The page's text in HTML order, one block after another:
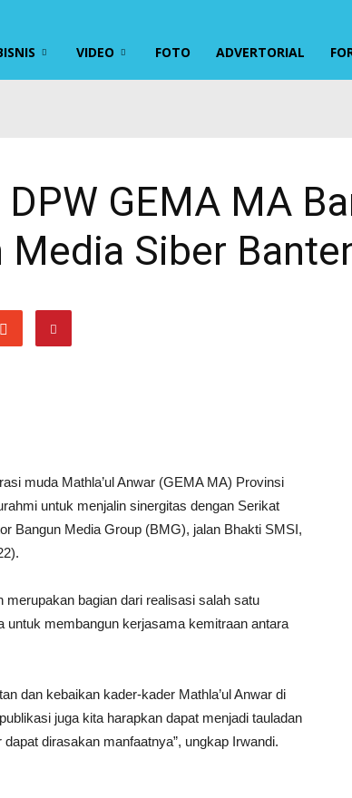
VIDEO FOTO ADVERTORIAL
GEMA MA
Siber
muda Mathla’ul Anwar (GEMA MA) Provinsi
untuk menjalin sinergitas dengan Serikat
Bangun Media Group (BMG), jalan Bhakti SMSI,
bagian dari realisasi salah satu
membangun kerjasama kemitraan antara
dan kebaikan kader-kader Mathla’ul Anwar di
juga kita harapkan dapat menjadi tauladan
dirasakan manfaatnya”, ungkap Irwandi.